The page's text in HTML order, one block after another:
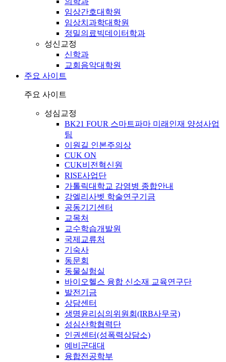
임상간호대학원
임상치과학대학원
정밀의료빅데이터학과
성신교정
신학과
교회음악대학원
주요 사이트
주요 사이트
성심교정
BK21 FOUR 스마트파마 미래인재 양성사업
팀
이원길 인본주의상
CUK ON
CUK비전혁신원
RISE사업단
가톨릭대학교 감염병 종합안내
강엘리사벳 학술연구기금
공동기기센터
교목처
교수학습개발원
국제교류처
기숙사
동문회
동물실험실
바이오헬스 융합 신소재 교육연구단
발전기금
상담센터
생명윤리심의위원회(IRB사무국)
성심산학협력단
인권센터(성폭력상담소)
예비군대대
융합전공학부